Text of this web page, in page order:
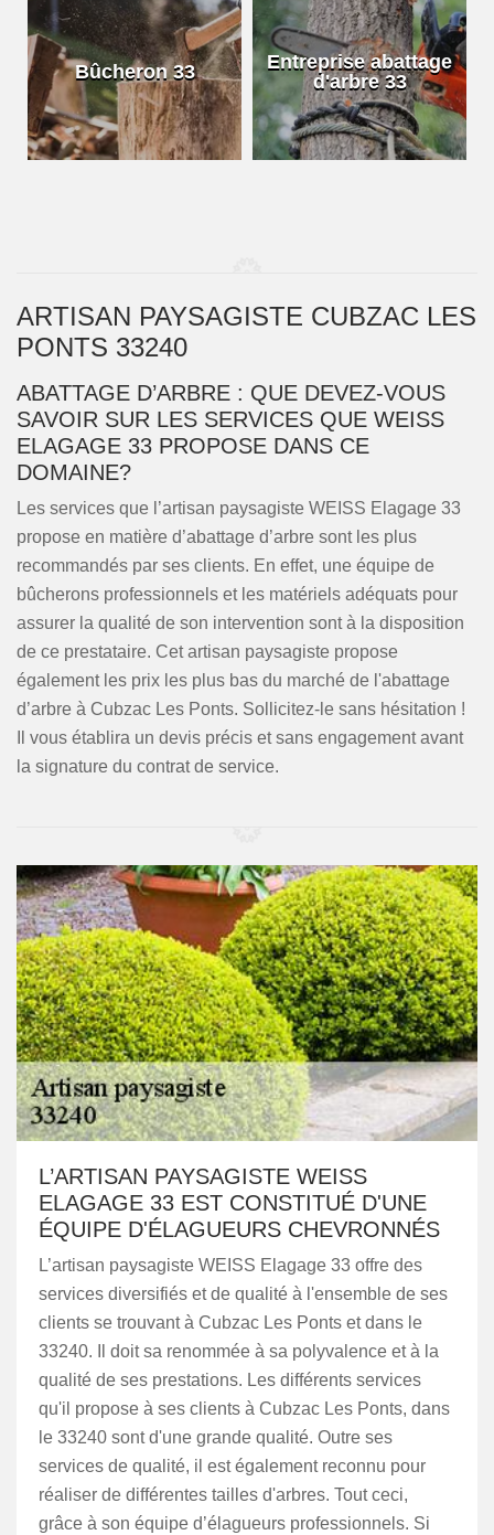
Bûcheron 33
Entreprise abattage
d'arbre 33
ARTISAN PAYSAGISTE CUBZAC LES
PONTS 33240
ABATTAGE D’ARBRE : QUE DEVEZ-VOUS
SAVOIR SUR LES SERVICES QUE WEISS
ELAGAGE 33 PROPOSE DANS CE
DOMAINE?
Les services que l’artisan paysagiste WEISS Elagage 33
propose en matière d’abattage d’arbre sont les plus
recommandés par ses clients. En effet, une équipe de
bûcherons professionnels et les matériels adéquats pour
assurer la qualité de son intervention sont à la disposition
de ce prestataire. Cet artisan paysagiste propose
également les prix les plus bas du marché de l'abattage
d’arbre à Cubzac Les Ponts. Sollicitez-le sans hésitation !
Il vous établira un devis précis et sans engagement avant
la signature du contrat de service.
L’ARTISAN PAYSAGISTE WEISS
ELAGAGE 33 EST CONSTITUÉ D'UNE
ÉQUIPE D'ÉLAGUEURS CHEVRONNÉS
L’artisan paysagiste WEISS Elagage 33 offre des
services diversifiés et de qualité à l'ensemble de ses
clients se trouvant à Cubzac Les Ponts et dans le
33240. Il doit sa renommée à sa polyvalence et à la
qualité de ses prestations. Les différents services
qu'il propose à ses clients à Cubzac Les Ponts, dans
le 33240 sont d'une grande qualité. Outre ses
services de qualité, il est également reconnu pour
réaliser de différentes tailles d'arbres. Tout ceci,
grâce à son équipe d’élagueurs professionnels. Si